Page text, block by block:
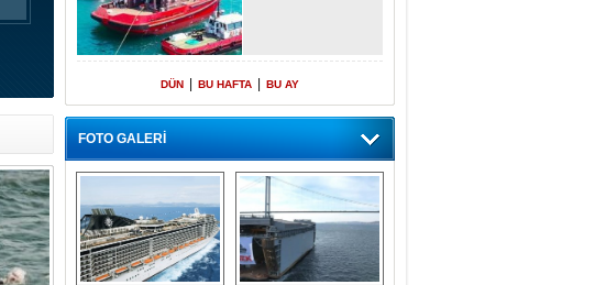
DÜN BU HAFTA BU AY
FOTO GALERİ